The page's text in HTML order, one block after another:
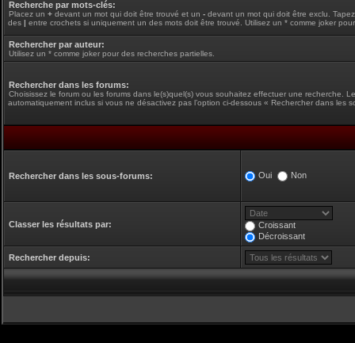
Recherche par mots-clés:
Placez un + devant un mot qui doit être trouvé et un - devant un mot qui doit être exclu.
des | entre crochets si uniquement un des mots doit être trouvé. Utilisez un * comme joker
Rechercher par auteur:
Utilisez un * comme joker pour des recherches partielles.
Rechercher dans les forums:
Choisissez le forum ou les forums dans le(s)quel(s) vous souhaitez effectuer une recherche.
automatiquement inclus si vous ne désactivez pas l’option ci-dessous « Rechercher dans les
Rechercher dans les sous-forums: Oui Non
Classer les résultats par:
Croissant
Décroissant
Rechercher depuis: